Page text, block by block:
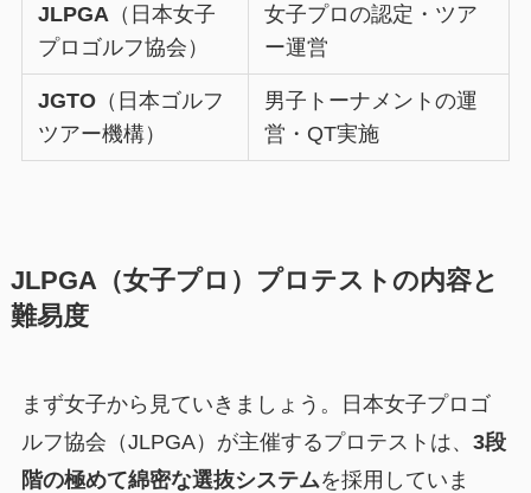
JLPGA （日本女子
プロゴルフ協会）
女子プロの認定・ツア
ー運営
JGTO （日本ゴルフ
ツアー機構）
男子トーナメントの運
営・QT実施
JLPGA（女子プロ）プロテストの内容と
難易度
まず女子から見ていきましょう。日本女子プロゴ
ルフ協会（JLPGA）が主催するプロテストは、 3段
階の極めて綿密な選抜システムを採用していま